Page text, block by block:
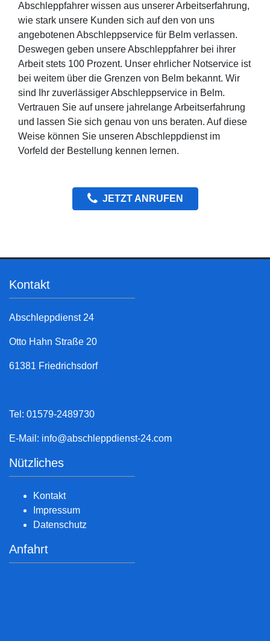
Abschleppfahrer wissen aus unserer Arbeitserfahrung,
wie stark unsere Kunden sich auf den von uns
angebotenen Abschleppservice für Belm verlassen.
Deswegen geben unsere Abschleppfahrer bei ihrer
Arbeit stets 100 Prozent. Unser ehrlicher Notservice ist
bei weitem über die Grenzen von Belm bekannt. Wir
sind Ihr zuverlässiger Abschleppservice in Belm.
Vertrauen Sie auf unsere jahrelange Arbeitserfahrung
und lassen Sie sich genau von uns beraten. Auf diese
Weise können Sie unseren Abschleppdienst im
Vorfeld der Bestellung kennen lernen.
JETZT ANRUFEN
Kontakt
Abschleppdienst 24
Otto Hahn Straße 20
61381 Friedrichsdorf
Tel: 01579-2489730
E-Mail: info@abschleppdienst-24.com
Nützliches
Kontakt
Impressum
Datenschutz
Anfahrt